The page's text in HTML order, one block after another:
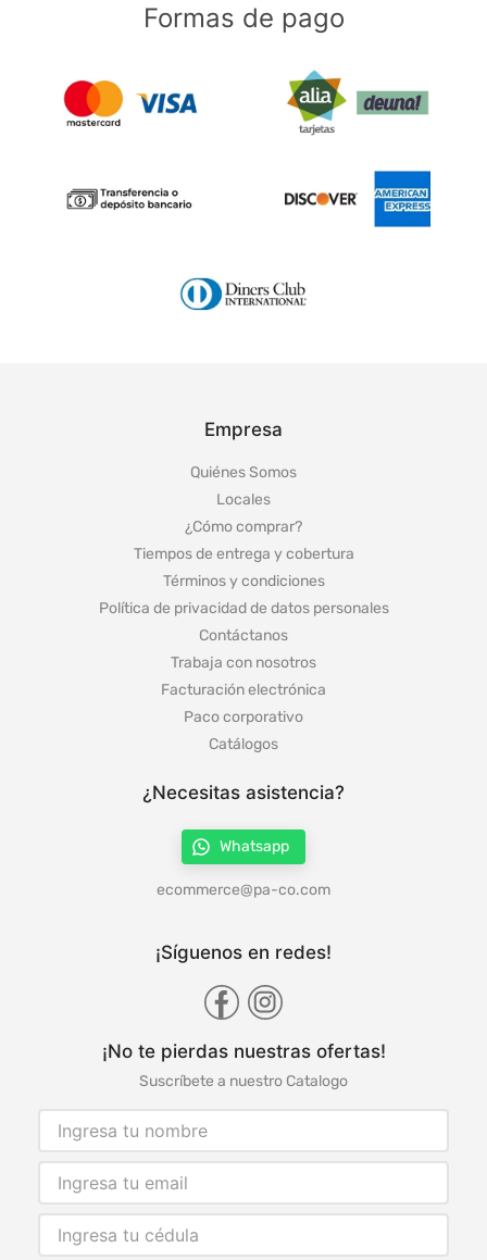
Formas de pago
Empresa
Quiénes Somos
Locales
¿Cómo comprar?
Tiempos de entrega y cobertura
Términos y condiciones
Política de privacidad de datos personales
Contáctanos
Trabaja con nosotros
Facturación electrónica
Paco corporativo
Catálogos
¿Necesitas asistencia?
Whatsapp
ecommerce@pa-co.com
¡Síguenos en redes!
¡No te pierdas nuestras ofertas!
Suscríbete a nuestro Catalogo